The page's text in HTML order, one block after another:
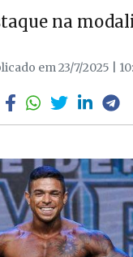
na
em 23/7/2025 |